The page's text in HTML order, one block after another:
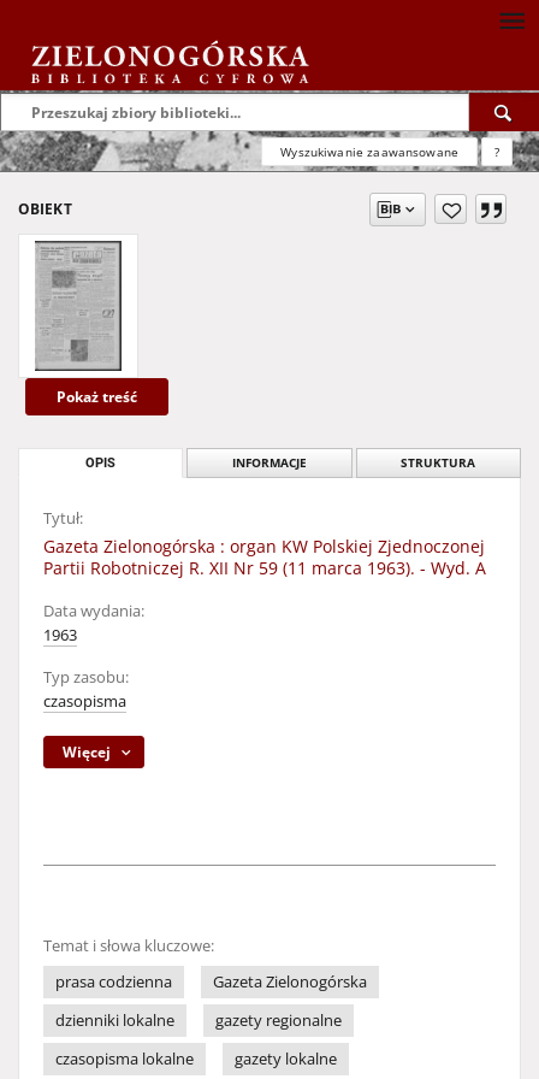
Wyszukiwanie zaawansowane ?
OBIEKT
Pokaż treść
OPIS INFORMACJE STRUKTURA
Tytuł:
Gazeta Zielonogórska : organ KW Polskiej Zjednoczonej
Partii Robotniczej R. XII Nr 59 (11 marca 1963). - Wyd. A
Data wydania:
1963
Typ zasobu:
czasopisma
Więcej
Temat i słowa kluczowe:
prasa codzienna
Gazeta Zielonogórska
dzienniki lokalne
gazety regionalne
czasopisma lokalne
gazety lokalne